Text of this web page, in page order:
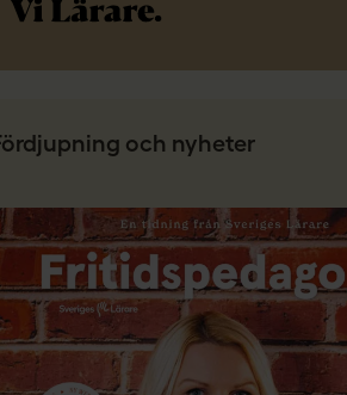
och nyheter